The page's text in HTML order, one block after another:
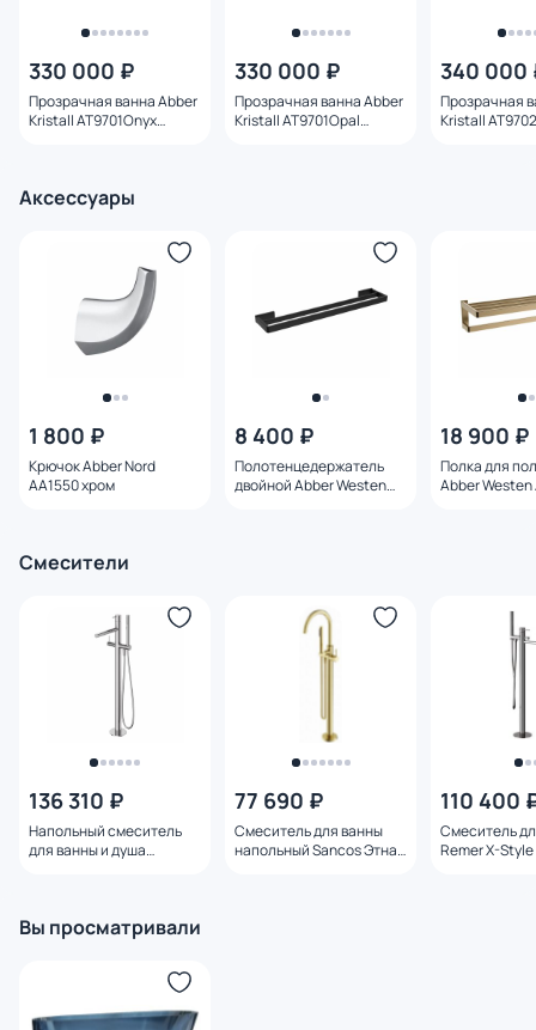
330 000 ₽
Прозрачная ванна Abber
Kristall AT9701Onyx
330 000 ₽
Прозрачная ванна Abber
Kristall AT9701Opal
340 000
Прозрачная
Kristall
Аксессуары
1 800 ₽
Крючок Abber Nord
AA1550 хром
8 400 ₽
Полотенцедержатель
двойной Abber Westen
18 900 ₽
Полка для
Abber Westen
Смесители
136 310 ₽
Напольный смеситель
для ванны и душа
77 690 ₽
Смеситель для ванны
напольный Sancos Этна
110 400
Смеситель
Remer X-Style
Вы просматривали